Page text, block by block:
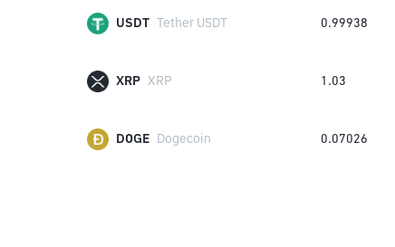
USDT Tether USDT 0.99938
XRP XRP 1.03
DOGE Dogecoin 0.07026